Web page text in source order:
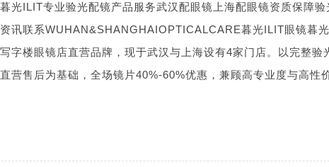
光ILIT专业验光配镜产品服务武汉配眼镜上海配眼镜资质保障验
讯联系WUHAN&SHANGHAIOPTICALCARE暮光ILIT眼镜暮
字楼眼镜店直营品牌，现于武汉与上海设有4家门店。以完整验
营售后为基础，全场镜片40%-60%优惠，兼顾高专业度与高性